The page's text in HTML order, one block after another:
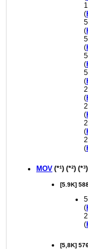
(
(
(
(
(
(
(
(
(
MOV (*¹) (*²)
[5.9K]
(
(
[5,8K]